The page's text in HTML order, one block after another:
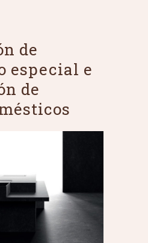
de
especial e
de